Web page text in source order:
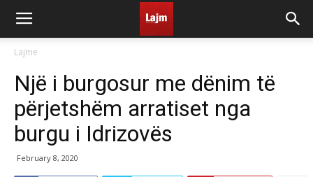
Lajme
Një i burgosur me dënim të
përjetshëm arratiset nga
burgu i Idrizovës
February 8, 2020